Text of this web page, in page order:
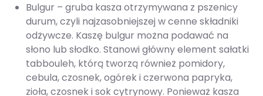
Bulgur – gruba kasza otrzymywana z pszenicy
durum, czyli najzasobniejszej w cenne składniki
odżywcze. Kaszę bulgur można podawać na
słono lub słodko. Stanowi główny element sałatki
tabbouleh, którą tworzą również pomidory,
cebula, czosnek, ogórek i czerwona papryka,
zioła, czosnek i sok cytrynowy. Ponieważ kasza